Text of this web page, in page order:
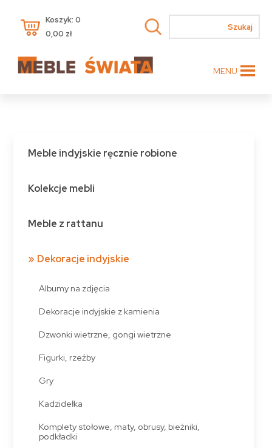
Koszyk: 0
0,00 zł
MENU
Meble indyjskie ręcznie robione
Kolekcje mebli
Meble z rattanu
Dekoracje indyjskie
Albumy na zdjęcia
Dekoracje indyjskie z kamienia
Dzwonki wietrzne, gongi wietrzne
Figurki, rzeźby
Gry
Kadzidełka
Komplety stołowe, maty, obrusy, bieżniki,
podkładki